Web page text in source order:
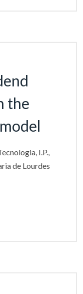
the
I.P.,
de Lourdes